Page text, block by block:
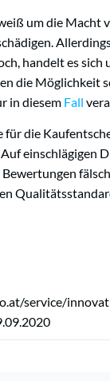
um die Macht
handelt es
die Möglichkeit
in diesem Fall
für die
einschlägigen
service/